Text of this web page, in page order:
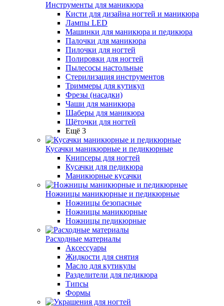
Инструменты для маникюра
Кисти для дизайна ногтей и маникюра
Лампы LED
Машинки для маникюра и педикюра
Палочки для маникюра
Пилочки для ногтей
Полировки для ногтей
Пылесосы настольные
Стерилизация инструментов
Триммеры для кутикул
Фрезы (насадки)
Чаши для маникюра
Шаберы для маникюра
Щёточки для ногтей
Ещё 3
Кусачки маникюрные и педикюрные
Книпсеры для ногтей
Кусачки для педикюра
Маникюрные кусачки
Ножницы маникюрные и педикюрные
Ножницы безопасные
Ножницы маникюрные
Ножницы педикюрные
Расходные материалы
Аксессуары
Жидкости для снятия
Масло для кутикулы
Разделители для педикюра
Типсы
Формы